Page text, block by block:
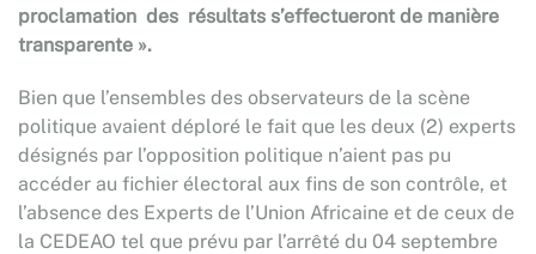
proclamation des résultats s’effectueront de manière
transparente ».
Bien que l’ensembles des observateurs de la scène
politique avaient déploré le fait que les deux (2) experts
désignés par l’opposition politique n’aient pas pu
accéder au fichier électoral aux fins de son contrôle, et
l’absence des Experts de l’Union Africaine et de ceux de
la CEDEAO tel que prévu par l’arrêté du 04 septembre